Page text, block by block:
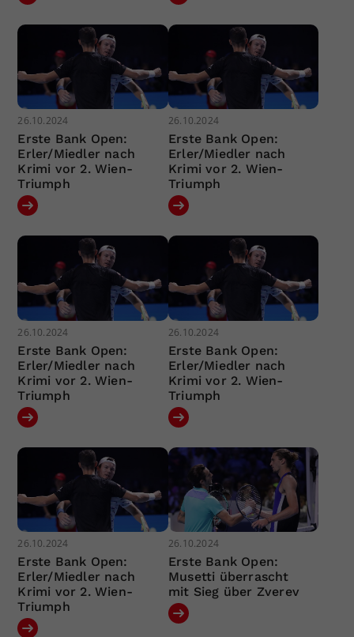
26.10.2024
Erste Bank Open:
Erler/Miedler nach
Krimi vor 2. Wien-
Triumph
26.10.2024
Erste Bank Open:
Erler/Miedler nach
Krimi vor 2. Wien-
Triumph
26.10.2024
Erste Bank Open:
Erler/Miedler nach
Krimi vor 2. Wien-
Triumph
26.10.2024
Erste Bank Open:
Erler/Miedler nach
Krimi vor 2. Wien-
Triumph
26.10.2024
Erste Bank Open:
Erler/Miedler nach
Krimi vor 2. Wien-
Triumph
26.10.2024
Erste Bank Open:
Musetti überrascht
mit Sieg über Zverev